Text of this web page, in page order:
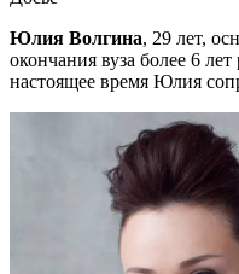
Юлия Волгина, 29 лет,
окончания вуза более 6
настоящее время Юлия